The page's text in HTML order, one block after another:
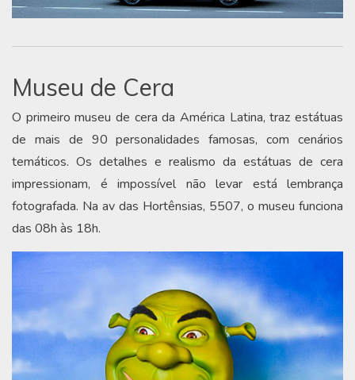
Museu de Cera
O primeiro museu de cera da América Latina, traz estátuas
de mais de 90 personalidades famosas, com cenários
temáticos. Os detalhes e realismo da estátuas de cera
impressionam, é impossível não levar está lembrança
fotografada. Na av das Hortênsias, 5507, o museu funciona
das 08h às 18h.